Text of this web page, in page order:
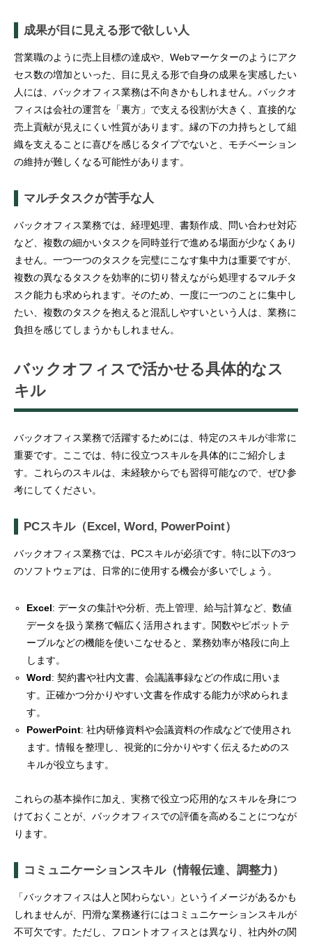
成果が目に見える形で欲しい人
営業職のように売上目標の達成や、Webマーケターのようにアク
セス数の増加といった、目に見える形で自身の成果を実感したい
人には、バックオフィス業務は不向きかもしれません。バックオ
フィスは会社の運営を「裏方」で支える役割が大きく、直接的な
売上貢献が見えにくい性質があります。縁の下の力持ちとして組
織を支えることに喜びを感じるタイプでないと、モチベーション
の維持が難しくなる可能性があります。
マルチタスクが苦手な人
バックオフィス業務では、経理処理、書類作成、問い合わせ対応
など、複数の細かいタスクを同時並行で進める場面が少なくあり
ません。一つ一つのタスクを完璧にこなす集中力は重要ですが、
複数の異なるタスクを効率的に切り替えながら処理するマルチタ
スク能力も求められます。そのため、一度に一つのことに集中し
たい、複数のタスクを抱えると混乱しやすいという人は、業務に
負担を感じてしまうかもしれません。
バックオフィスで活かせる具体的なス
キル
バックオフィス業務で活躍するためには、特定のスキルが非常に
重要です。ここでは、特に役立つスキルを具体的にご紹介しま
す。これらのスキルは、未経験からでも習得可能なので、ぜひ参
考にしてください。
PCスキル（Excel, Word, PowerPoint）
バックオフィス業務では、PCスキルが必須です。特に以下の3つ
のソフトウェアは、日常的に使用する機会が多いでしょう。
Excel: データの集計や分析、売上管理、給与計算など、数値
データを扱う業務で幅広く活用されます。関数やピボットテ
ーブルなどの機能を使いこなせると、業務効率が格段に向上
します。
Word: 契約書や社内文書、会議議事録などの作成に用いま
す。正確かつ分かりやすい文書を作成する能力が求められま
す。
PowerPoint: 社内研修資料や会議資料の作成などで使用され
ます。情報を整理し、視覚的に分かりやすく伝えるためのス
キルが役立ちます。
これらの基本操作に加え、実務で役立つ応用的なスキルを身につ
けておくことが、バックオフィスでの評価を高めることにつなが
ります。
コミュニケーションスキル（情報伝達、調整力）
「バックオフィスは人と関わらない」というイメージがあるかも
しれませんが、円滑な業務遂行にはコミュニケーションスキルが
不可欠です。ただし、フロントオフィスとは異なり、社内外の関